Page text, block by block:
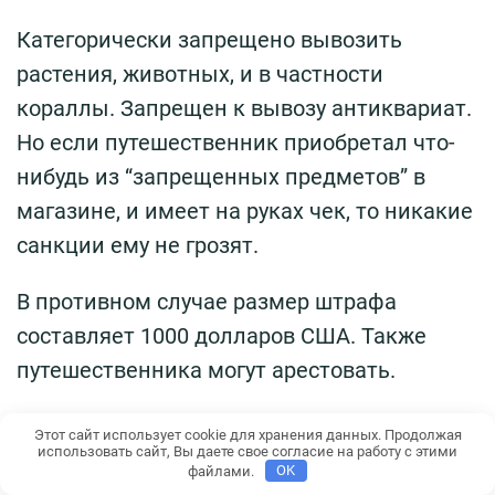
Категорически запрещено вывозить
растения, животных, и в частности
кораллы. Запрещен к вывозу антиквариат.
Но если путешественник приобретал что-
нибудь из “запрещенных предметов” в
магазине, и имеет на руках чек, то никакие
санкции ему не грозят.
В противном случае размер штрафа
составляет 1000 долларов США. Также
путешественника могут арестовать.
Что запрещается ввозить
В список запрещенных предметов
Этот сайт использует cookie для хранения данных. Продолжая
использовать сайт, Вы даете свое согласие на работу с этими
файлами.
OK